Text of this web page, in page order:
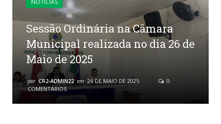
NOTÍCIAS
Sessão Ordinária na Câmara
Municipal realizada no dia 26 de
Maio de 2025
por CR2-ADMIN22 em 26 DE MAIO DE 2025
0
COMENTÁRIOS